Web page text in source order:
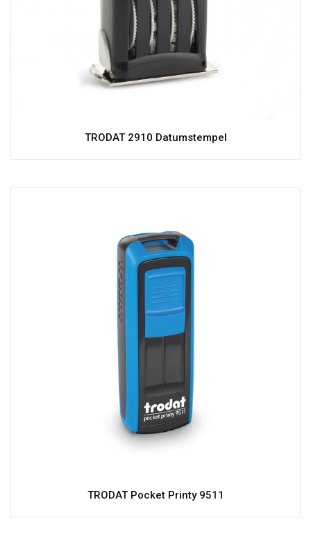
TRODAT 2910 Datumstempel
TRODAT Pocket Printy 9511